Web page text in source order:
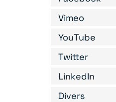
Vimeo
YouTube
Twitter
LinkedIn
Divers